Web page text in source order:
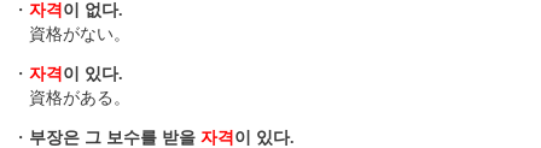
・ 자격 이 없다.
資格がない。
・ 자격 이 있다.
資格がある。
・ 부장은 그 보수를 받을 자격 이 있다.